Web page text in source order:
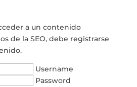
a un contenido
de la SEO, debe registrarse
Username
Password